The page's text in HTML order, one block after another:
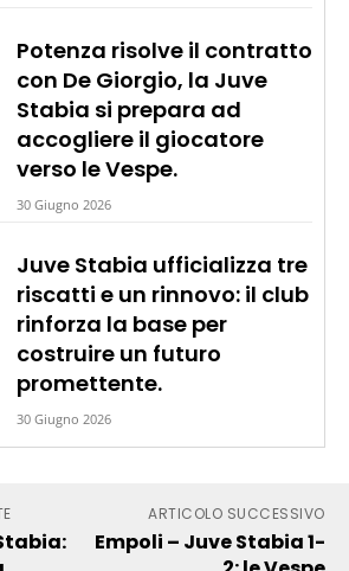
Potenza risolve il contratto
con De Giorgio, la Juve
Stabia si prepara ad
accogliere il giocatore
verso le Vespe.
30 Giugno 2026
Juve Stabia ufficializza tre
riscatti e un rinnovo: il club
rinforza la base per
costruire un futuro
promettente.
30 Giugno 2026
ARTICOLO SUCCESSIVO
Empoli – Juve Stabia 1-